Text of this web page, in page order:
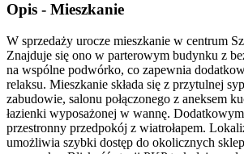
Opis - Mieszkanie
W sprzedaży urocze mieszkanie w centrum
Znajduje się ono w parterowym budynku z
na wspólne podwórko, co zapewnia
relaksu. Mieszkanie składa się z przytulnej
zabudowie, salonu połączonego z aneksem
łazienki wyposażonej w wannę.
przestronny przedpokój z wiatrołapem.
umożliwia szybki dostęp do okolicznych